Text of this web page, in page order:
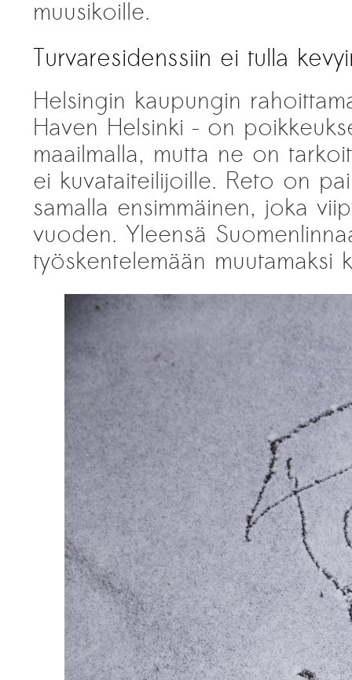
muusikoille.
Turvaresidenssiin ei tulla
Helsingin kaupungin
Haven Helsinki – on
maailmalla, mutta ne on
ei kuvataiteilijoille. Reto on
samalla ensimmäinen, joka
vuoden. Yleensä
työskentelemään muutamaksi